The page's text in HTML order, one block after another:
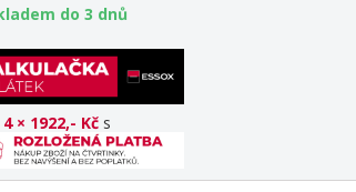
do 3 dnů
4 × 1922,- Kč s